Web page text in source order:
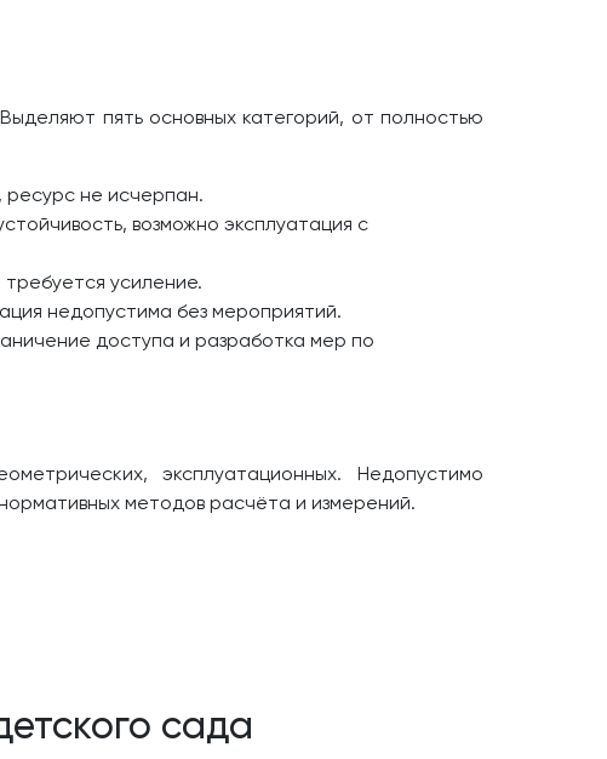
пять основных категорий, от полностью
ресурс не исчерпан.
возможно эксплуатация с
усиление.
недопустима без мероприятий.
доступа и разработка мер по
эксплуатационных. Недопустимо
методов расчёта и измерений.
сада